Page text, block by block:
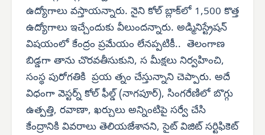
ఉద్యోగాలు వస్తాయన్నారు. నైని కోల్ బ్లాక్‌లో 1,500 కొత్త
ఉద్యోగాలు ఇచ్చేందుకు వీలుందన్నారు. అడ్మినిస్ట్రేషన్
విషయంలో కేంద్రం ప్రమేయం లేనప్పటికీ.. తెలంగాణ
బిడ్డగా తాను చొరవతీసుకుని, స మీక్షలు నిర్వహించి,
సంస్థ పురోగతికి ప్రయ త్నం చేస్తున్నాని చెప్పారు. అదే
విధంగా వెస్టర్న్ కోల్ ఫీల్డ్ (నాగపూర్), సింగరేణిలో బొగ్గు
ఉత్పత్తి, రవాణా, ఖర్చులు అన్నింటిపై సర్వే చేసి
కేంద్రానికి వివరాలు తెలియజేశానని, సైట్ విజిట్ సర్టిఫికెట్